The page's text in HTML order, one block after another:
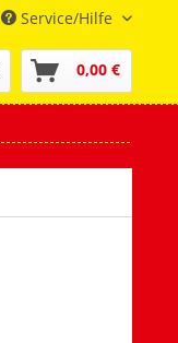
Service/Hilfe
0,00 €